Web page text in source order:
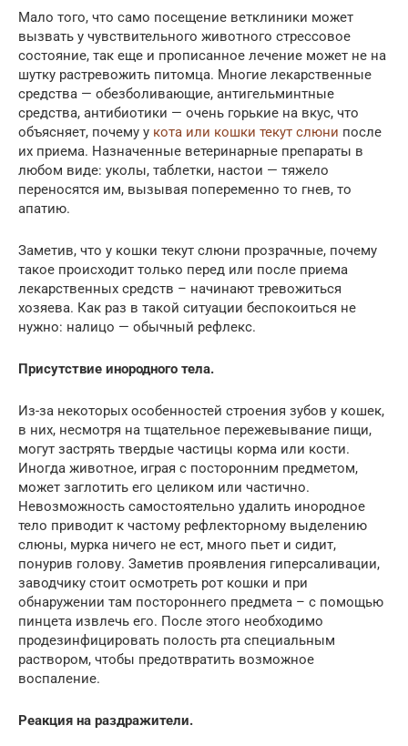
Мало того, что само посещение ветклиники может
вызвать у чувствительного животного стрессовое
состояние, так еще и прописанное лечение может не на
шутку растревожить питомца. Многие лекарственные
средства — обезболивающие, антигельминтные
средства, антибиотики — очень горькие на вкус, что
объясняет, почему у кота или кошки текут слюни после
их приема. Назначенные ветеринарные препараты в
любом виде: уколы, таблетки, настои — тяжело
переносятся им, вызывая попеременно то гнев, то
апатию.
Заметив, что у кошки текут слюни прозрачные, почему
такое происходит только перед или после приема
лекарственных средств – начинают тревожиться
хозяева. Как раз в такой ситуации беспокоиться не
нужно: налицо — обычный рефлекс.
Присутствие инородного тела.
Из-за некоторых особенностей строения зубов у кошек,
в них, несмотря на тщательное пережевывание пищи,
могут застрять твердые частицы корма или кости.
Иногда животное, играя с посторонним предметом,
может заглотить его целиком или частично.
Невозможность самостоятельно удалить инородное
тело приводит к частому рефлекторному выделению
слюны, мурка ничего не ест, много пьет и сидит,
понурив голову. Заметив проявления гиперсаливации,
заводчику стоит осмотреть рот кошки и при
обнаружении там постороннего предмета – с помощью
пинцета извлечь его. После этого необходимо
продезинфицировать полость рта специальным
раствором, чтобы предотвратить возможное
воспаление.
Реакция на раздражители.